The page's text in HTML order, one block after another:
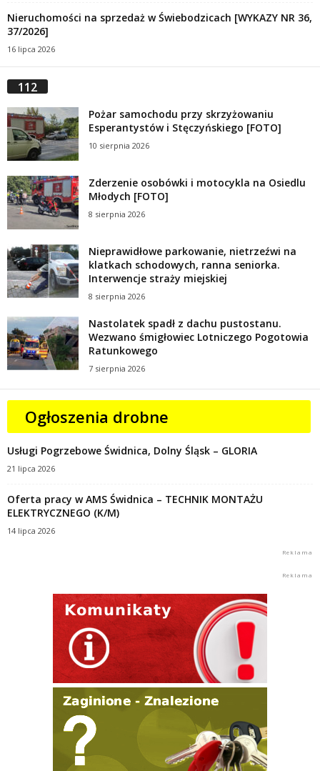
Nieruchomości na sprzedaż w Świebodzicach [WYKAZY NR 36,
37/2026]
16 lipca 2026
112
Pożar samochodu przy skrzyżowaniu
Esperantystów i Stęczyńskiego [FOTO]
10 sierpnia 2026
Zderzenie osobówki i motocykla na Osiedlu
Młodych [FOTO]
8 sierpnia 2026
Nieprawidłowe parkowanie, nietrzeźwi na
klatkach schodowych, ranna seniorka.
Interwencje straży miejskiej
8 sierpnia 2026
Nastolatek spadł z dachu pustostanu.
Wezwano śmigłowiec Lotniczego Pogotowia
Ratunkowego
7 sierpnia 2026
Ogłoszenia drobne
Usługi Pogrzebowe Świdnica, Dolny Śląsk – GLORIA
21 lipca 2026
Oferta pracy w AMS Świdnica – TECHNIK MONTAŻU
ELEKTRYCZNEGO (K/M)
14 lipca 2026